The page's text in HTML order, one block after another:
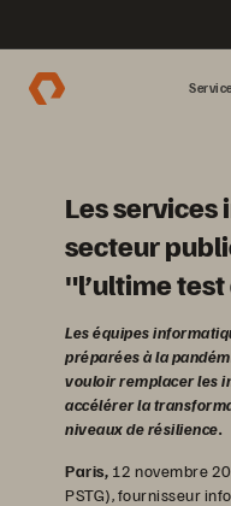
Les
secteur
"l’ultime
Les équipes
préparées à la
vouloir remplacer les
accélérer la
niveaux de résilience.
Paris, 12 novembre
PSTG), fournisseur